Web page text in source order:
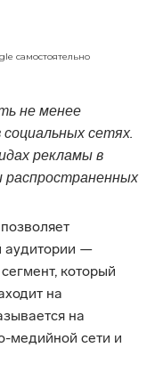
самостоятельно
не менее
сетях.
рекламы в
распространенных
аудитории —
который
на
на
медийной сети и